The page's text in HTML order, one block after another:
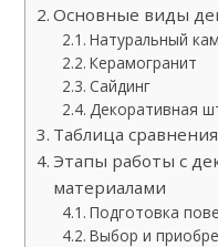
Основные виды
Натуральный
Керамогранит
Сайдинг
Декоративная
Таблица
Этапы работы с
материалами
Подготовка
Выбор и